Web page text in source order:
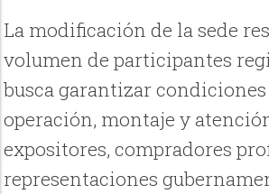
La modificación de la sede
volumen de participantes
busca garantizar
operación, montaje y
expositores, compradores
representaciones